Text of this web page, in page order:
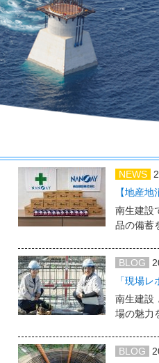
NEWS
【地産
南生建設
品の備蓄
BLOG
「現場
南生建設
場の魅力
BLOG